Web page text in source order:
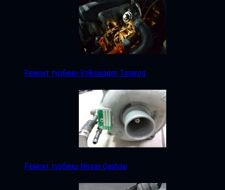
Ремонт турбины Volkswagen Touareg
Ремонт турбины Nissan Qashqai